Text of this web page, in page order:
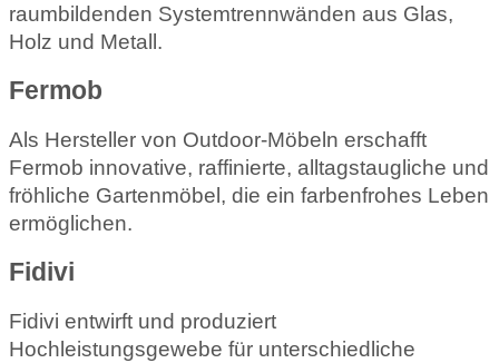
raumbildenden Systemtrennwänden aus Glas,
Holz und Metall.
Fermob
Als Hersteller von Outdoor-Möbeln erschafft
Fermob innovative, raffinierte, alltagstaugliche und
fröhliche Gartenmöbel, die ein farbenfrohes Leben
ermöglichen.
Fidivi
Fidivi entwirft und produziert
Hochleistungsgewebe für unterschiedliche